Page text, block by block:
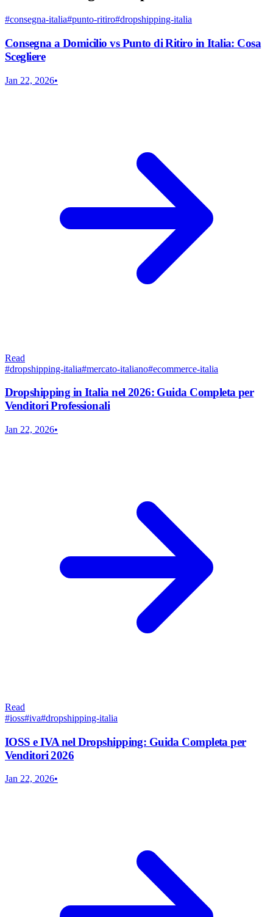
#consegna-italia#punto-ritiro#dropshipping-italia
Consegna a Domicilio vs Punto di Ritiro in Italia: Cosa
Scegliere
Jan 22, 2026•
Read
#dropshipping-italia#mercato-italiano#ecommerce-italia
Dropshipping in Italia nel 2026: Guida Completa per
Venditori Professionali
Jan 22, 2026•
Read
#ioss#iva#dropshipping-italia
IOSS e IVA nel Dropshipping: Guida Completa per
Venditori 2026
Jan 22, 2026•